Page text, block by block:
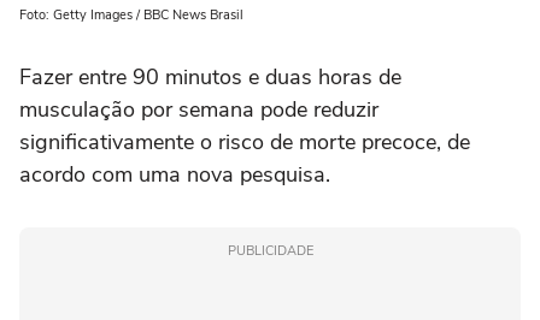
Foto: Getty Images / BBC News Brasil
Fazer entre 90 minutos e duas horas de
musculação por semana pode reduzir
significativamente o risco de morte precoce, de
acordo com uma nova pesquisa.
PUBLICIDADE